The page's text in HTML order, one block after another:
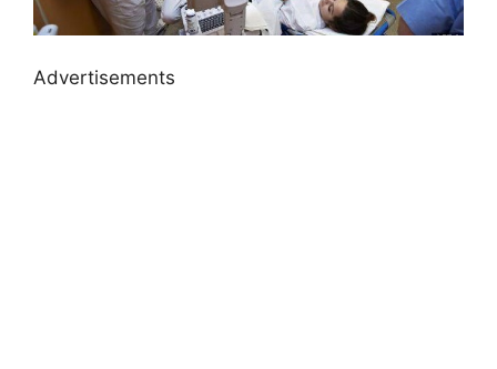
Advertisements